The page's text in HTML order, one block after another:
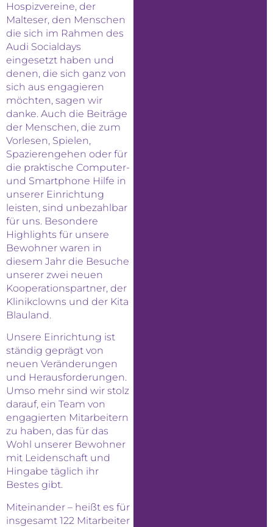
Hospizvereine, der
Malteser, den Menschen
die sich im Rahmen des
Audi Socialdays
eingesetzt haben und
denen, die sich ganz von
sich aus engagieren
möchten, sagen wir
danke. Auch die Beiträge
der Menschen, die zum
Vorlesen, Spielen,
Spazierengehen oder für
die praktische Computer-
und Smartphone Hilfe in
unserer Einrichtung
leisten, sind unbezahlbar
für uns. Besondere
Highlights für unsere
Bewohner waren in
diesem Jahr die Besuche
unserer zwei neuen
Kooperationspartner, der
Klinikclowns und der Kita
Blauland.
Unsere Einrichtung ist
ständig geprägt von
neuen Veränderungen
und Herausforderungen.
Umso mehr sind wir stolz
darauf, ein Team von
engagierten Mitarbeitern
zu haben, das für das
Wohl unserer Bewohner
mit Leidenschaft und
Hingabe täglich ihr
Bestes gibt.
Miteinander – heißt es für
insgesamt 122 Mitarbeiter